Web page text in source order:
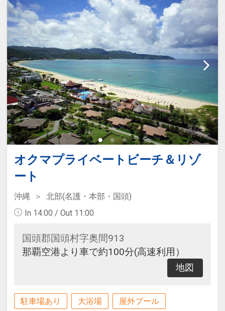
オクマプライベートビーチ＆リゾ
ート
沖縄
北部(名護・本部・国頭)
In 14:00 / Out 11:00
国頭郡国頭村字奥間913
那覇空港より車で約100分(高速利用）
地図
駐車場あり 大浴場 屋外プール